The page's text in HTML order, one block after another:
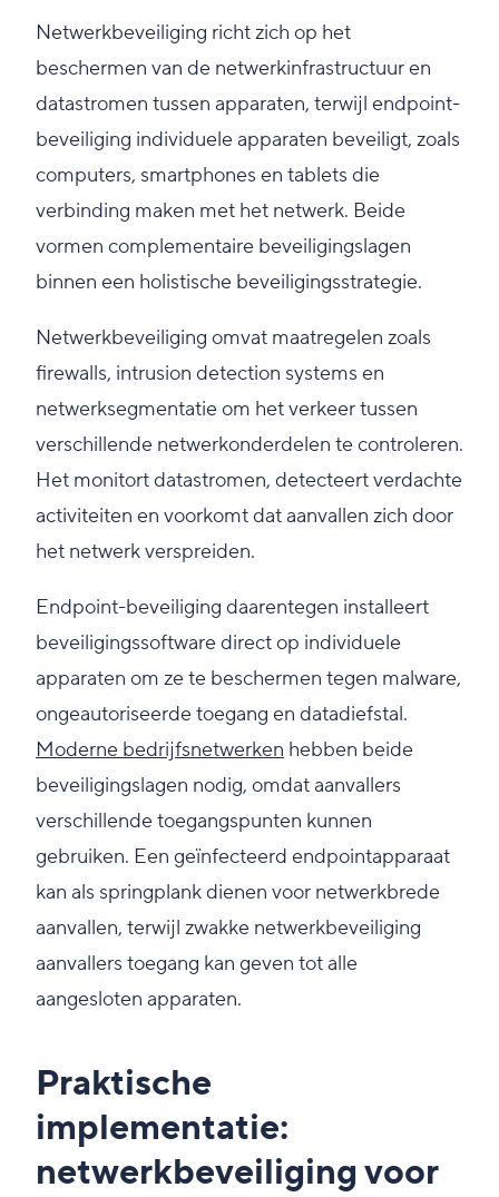
Netwerkbeveiliging richt zich op het
beschermen van de netwerkinfrastructuur en
datastromen tussen apparaten, terwijl endpoint-
beveiliging individuele apparaten beveiligt, zoals
computers, smartphones en tablets die
verbinding maken met het netwerk. Beide
vormen complementaire beveiligingslagen
binnen een holistische beveiligingsstrategie.
Netwerkbeveiliging omvat maatregelen zoals
firewalls, intrusion detection systems en
netwerksegmentatie om het verkeer tussen
verschillende netwerkonderdelen te controleren.
Het monitort datastromen, detecteert verdachte
activiteiten en voorkomt dat aanvallen zich door
het netwerk verspreiden.
Endpoint-beveiliging daarentegen installeert
beveiligingssoftware direct op individuele
apparaten om ze te beschermen tegen malware,
ongeautoriseerde toegang en datadiefstal.
Moderne bedrijfsnetwerken hebben beide
beveiligingslagen nodig, omdat aanvallers
verschillende toegangspunten kunnen
gebruiken. Een geïnfecteerd endpointapparaat
kan als springplank dienen voor netwerkbrede
aanvallen, terwijl zwakke netwerkbeveiliging
aanvallers toegang kan geven tot alle
aangesloten apparaten.
Praktische
implementatie:
netwerkbeveiliging voor